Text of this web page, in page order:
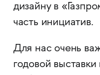
дизайну в
часть инициатив.
Для нас очень
годовой